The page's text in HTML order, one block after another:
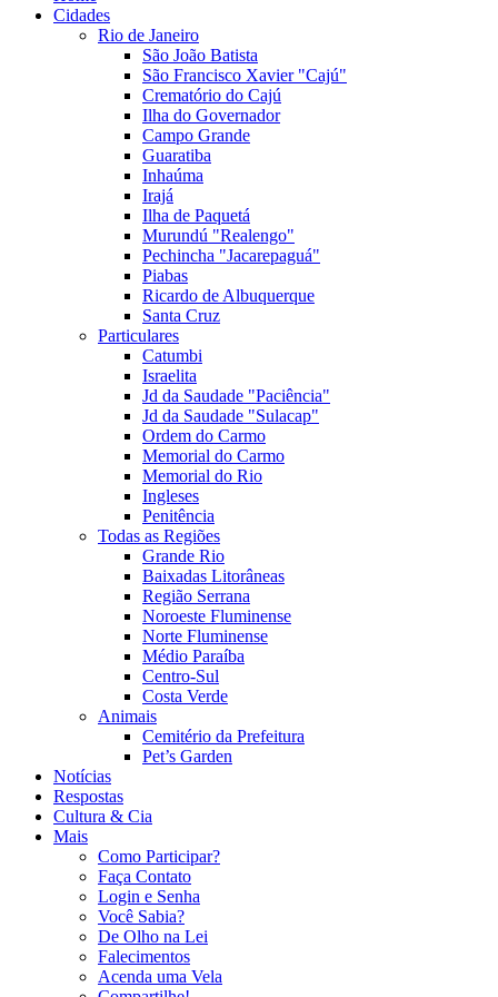
Cidades
Rio de Janeiro
São João Batista
São Francisco Xavier "Cajú"
Crematório do Cajú
Ilha do Governador
Campo Grande
Guaratiba
Inhaúma
Irajá
Ilha de Paquetá
Murundú "Realengo"
Pechincha "Jacarepaguá"
Piabas
Ricardo de Albuquerque
Santa Cruz
Particulares
Catumbi
Israelita
Jd da Saudade "Paciência"
Jd da Saudade "Sulacap"
Ordem do Carmo
Memorial do Carmo
Memorial do Rio
Ingleses
Penitência
Todas as Regiões
Grande Rio
Baixadas Litorâneas
Região Serrana
Noroeste Fluminense
Norte Fluminense
Médio Paraíba
Centro-Sul
Costa Verde
Animais
Cemitério da Prefeitura
Pet’s Garden
Notícias
Respostas
Cultura & Cia
Mais
Como Participar?
Faça Contato
Login e Senha
Você Sabia?
De Olho na Lei
Falecimentos
Acenda uma Vela